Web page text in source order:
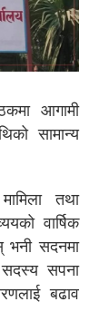
आगामी
सामान्य
तथा
वार्षिक
भनी सदनमा
सपना
बढाव